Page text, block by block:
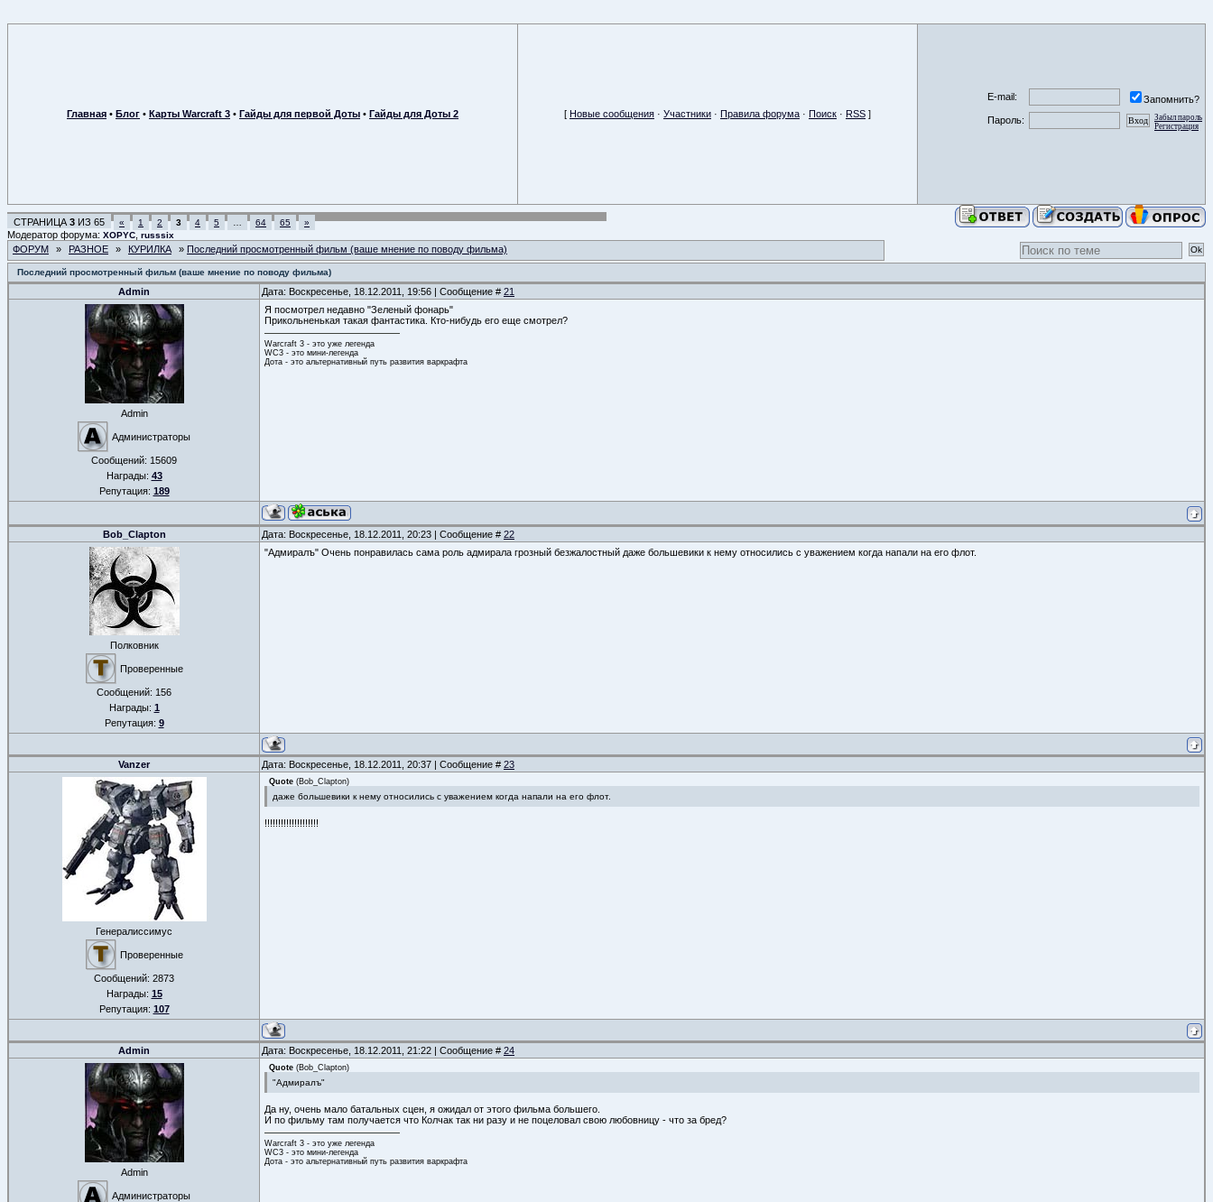
Главная • Блог • Карты Warcraft 3 • Гайды для первой Доты • Гайды для Доты 2 [ Новые сообщения · Участники · Правила форума · Поиск · RSS ]
E-mail:
Запомнить?
Пароль:
Забыл пароль
Регистрация
СТРАНИЦА 3 ИЗ 65 « 1 2 3 4 5 64 65 »
Модератор форума: XOPYC russsix
ФОРУМ » РАЗНОЕ » КУРИЛКА » Последний просмотренный фильм (ваше мнение по поводу фильма)
Последний просмотренный фильм (ваше мнение по поводу фильма)
Admin Дата: Воскресенье, 18.12.2011, 19:56 | Сообщение # 21
Admin
Администраторы
Сообщений: 15609
Награды: 43
Репутация: 189
Я посмотрел недавно "Зеленый фонарь"
Прикольненькая такая фантастика. Кто-нибудь его еще смотрел?
Warcraft 3 - это уже легенда
WC3 - это мини-легенда
Дота - это альтернативный путь развития варкрафта
Bob_Clapton Дата: Воскресенье, 18.12.2011, 20:23 | Сообщение # 22
Полковник
Проверенные
Сообщений: 156
Награды: 1
Репутация: 9
"Адмиралъ" Очень понравилась сама роль адмирала грозный безжалостный даже большевики к нему относились с уважением когда напали на его флот.
Vanzer Дата: Воскресенье, 18.12.2011, 20:37 | Сообщение # 23
Генералиссимус
Проверенные
Сообщений: 2873
Награды: 15
Репутация: 107
Quote (Bob_Clapton)
даже большевики к нему относились с уважением когда напали на его флот.
!!!!!!!!!!!!!!!!!!!!
Admin Дата: Воскресенье, 18.12.2011, 21:22 | Сообщение # 24
Admin
Администраторы
Quote (Bob_Clapton)
"Адмиралъ"
Да ну, очень мало батальных сцен, я ожидал от этого фильма большего.
И по фильму там получается что Колчак так ни разу и не поцеловал свою любовницу - что за бред?
Warcraft 3 - это уже легенда
WC3 - это мини-легенда
Дота - это альтернативный путь развития варкрафта